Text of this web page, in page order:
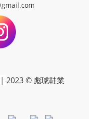
| 2023 © 彪琥鞋業